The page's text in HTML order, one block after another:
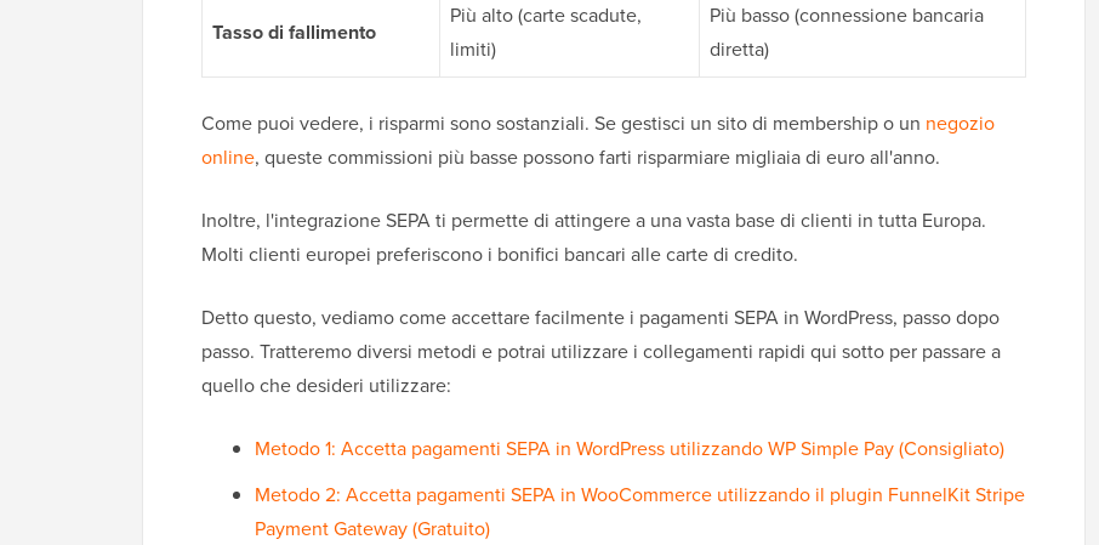
Tasso di fallimento
Più alto (carte scadute,
limiti)
Più basso (connessione bancaria
diretta)
Come puoi vedere, i risparmi sono sostanziali. Se gestisci un sito di membership o un negozio
online, queste commissioni più basse possono farti risparmiare migliaia di euro all'anno.
Inoltre, l'integrazione SEPA ti permette di attingere a una vasta base di clienti in tutta Europa.
Molti clienti europei preferiscono i bonifici bancari alle carte di credito.
Detto questo, vediamo come accettare facilmente i pagamenti SEPA in WordPress, passo dopo
passo. Tratteremo diversi metodi e potrai utilizzare i collegamenti rapidi qui sotto per passare a
quello che desideri utilizzare:
Metodo 1: Accetta pagamenti SEPA in WordPress utilizzando WP Simple Pay (Consigliato)
Metodo 2: Accetta pagamenti SEPA in WooCommerce utilizzando il plugin FunnelKit Stripe
Payment Gateway (Gratuito)